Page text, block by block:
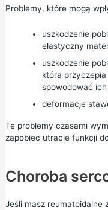
Problemy, które mogą
uszkodzenie
elastyczny
uszkodzenie
która
spowodować
deformacje
Te problemy czasami
zapobiec utracie funkcji
Choroba
Jeśli masz reumatoidalne